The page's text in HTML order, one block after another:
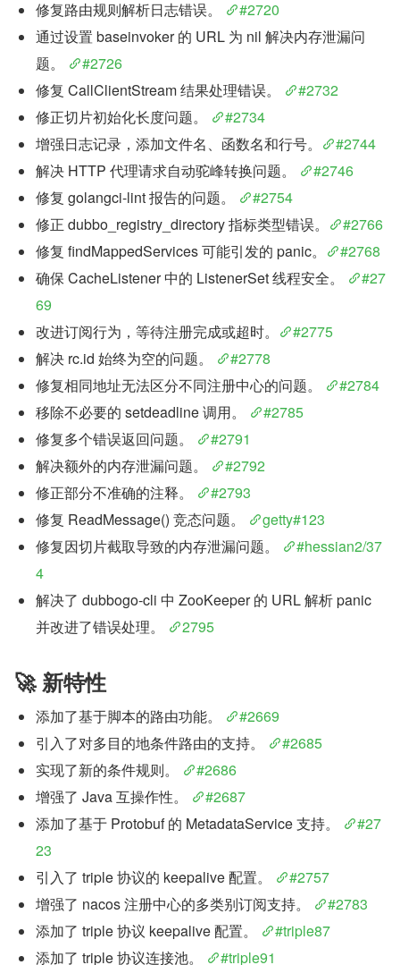
修复路由规则解析日志错误。
#2720
通过设置 baseinvoker 的 URL 为 nil 解决内存泄漏问
题。
#2726
修复 CallClientStream 结果处理错误。
#2732
修正切片初始化长度问题。
#2734
增强日志记录，添加文件名、函数名和行号。
#2744
解决 HTTP 代理请求自动驼峰转换问题。
#2746
修复 golangci-lint 报告的问题。
#2754
修正 dubbo_registry_directory 指标类型错误。
#2766
修复 findMappedServices 可能引发的 panic。
#2768
确保 CacheListener 中的 ListenerSet 线程安全。
#27
69
改进订阅行为，等待注册完成或超时。
#2775
解决 rc.id 始终为空的问题。
#2778
修复相同地址无法区分不同注册中心的问题。
#2784
移除不必要的 setdeadline 调用。
#2785
修复多个错误返回问题。
#2791
解决额外的内存泄漏问题。
#2792
修正部分不准确的注释。
#2793
修复 ReadMessage() 竞态问题。
getty#123
修复因切片截取导致的内存泄漏问题。
#hessian2/37
4
解决了 dubbogo-cli 中 ZooKeeper 的 URL 解析 panic
并改进了错误处理。
2795
🚀 新特性
添加了基于脚本的路由功能。
#2669
引入了对多目的地条件路由的支持。
#2685
实现了新的条件规则。
#2686
增强了 Java 互操作性。
#2687
添加了基于 Protobuf 的 MetadataService 支持。
#27
23
引入了 triple 协议的 keepalive 配置。
#2757
增强了 nacos 注册中心的多类别订阅支持。
#2783
添加了 triple 协议 keepalive 配置。
#triple87
添加了 triple 协议连接池。
#triple91